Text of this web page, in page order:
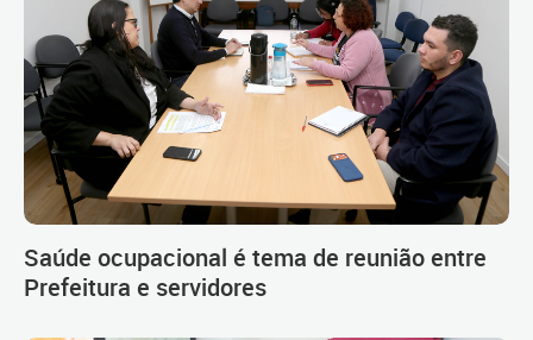
Saúde ocupacional é tema de reunião entre
Prefeitura e servidores